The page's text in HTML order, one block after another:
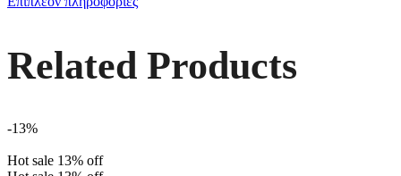
Related Products
-13%
Hot sale 13% off